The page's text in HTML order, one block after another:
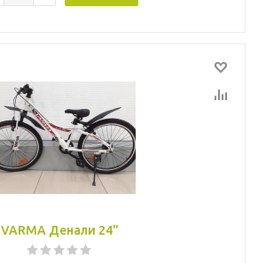
VARMA Денали 24"